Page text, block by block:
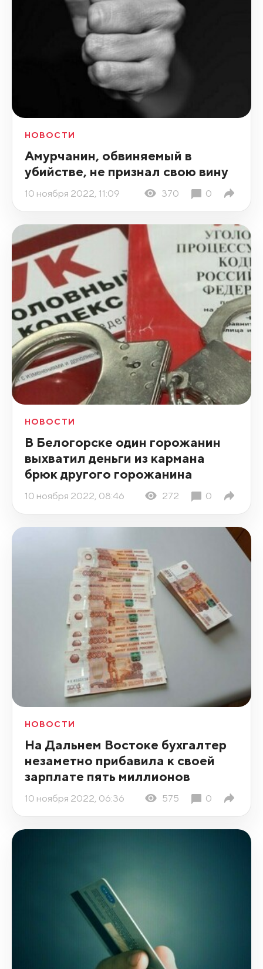
НОВОСТИ
Амурчанин, обвиняемый в
убийстве, не признал свою вину
10 ноября 2022, 11:09 370 0
НОВОСТИ
В Белогорске один горожанин
выхватил деньги из кармана
брюк другого горожанина
10 ноября 2022, 08:46 272 0
НОВОСТИ
На Дальнем Востоке бухгалтер
незаметно прибавила к своей
зарплате пять миллионов
10 ноября 2022, 06:36 575 0